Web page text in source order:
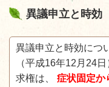
異議申立と時効
異議申立と時効につ
（平成16年12 月 24
求権は、 症状固定か